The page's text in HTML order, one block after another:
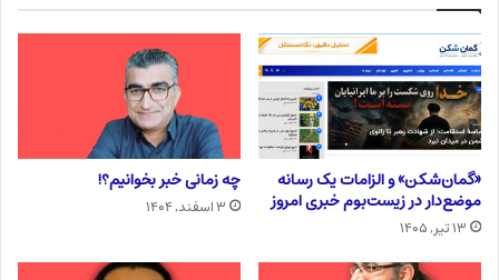
«گمان‌شکن» و الزامات یک رسانه
موضع‌دار در زیست‌بوم خبری امروز
۱۳ تیر, ۱۴۰۵
چه زمانی خبر بخوانیم؟!
۳ اسفند, ۱۴۰۴